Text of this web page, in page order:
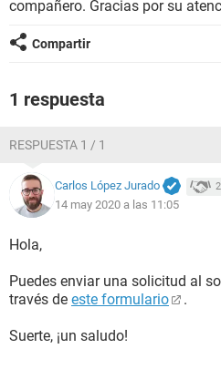
compañero. Gracias por su
Compartir
1 respuesta
RESPUESTA 1 / 1
Carlos López Jurado
14 may 2020 a las 11:05
Hola,
Puedes enviar una solicitud al
través de este formulario .
Suerte, ¡un saludo!